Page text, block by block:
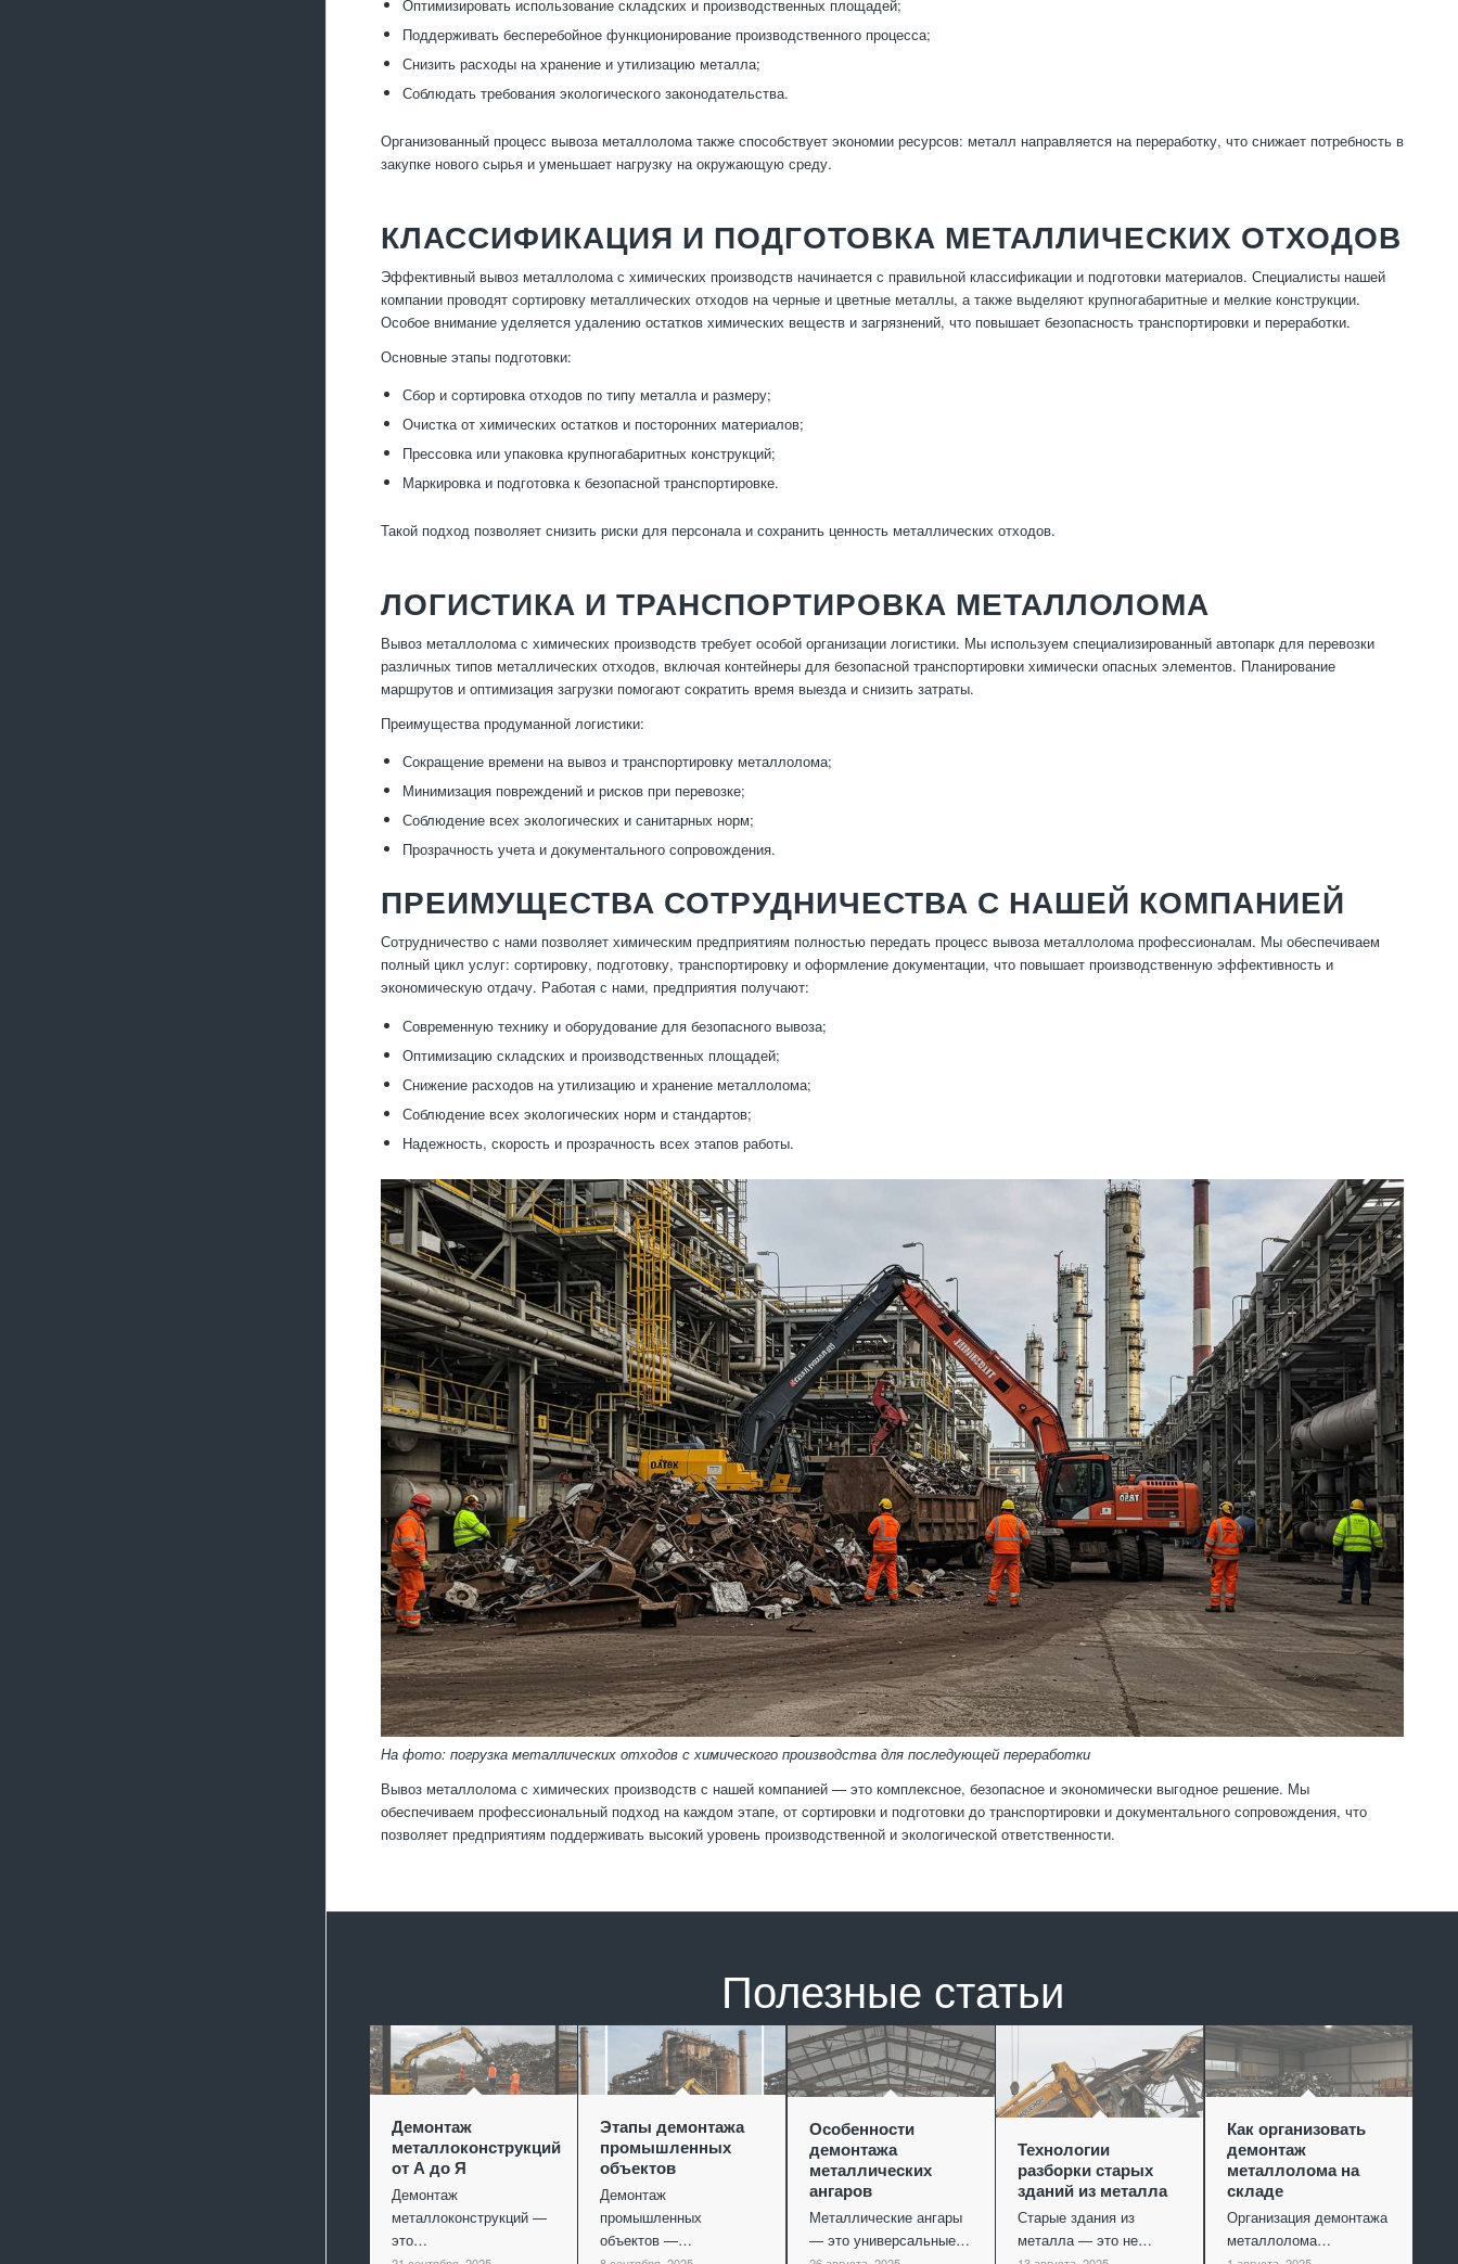
Оптимизировать использование складских и производственных площадей;
Поддерживать бесперебойное функционирование производственного процесса;
Снизить расходы на хранение и утилизацию металла;
Соблюдать требования экологического законодательства.
Организованный процесс вывоза металлолома также способствует экономии ресурсов: металл направляется на переработку, что снижает потребность в
закупке нового сырья и уменьшает нагрузку на окружающую среду.
КЛАССИФИКАЦИЯ И ПОДГОТОВКА МЕТАЛЛИЧЕСКИХ ОТХОДОВ
Эффективный вывоз металлолома с химических производств начинается с правильной классификации и подготовки материалов. Специалисты нашей
компании проводят сортировку металлических отходов на черные и цветные металлы, а также выделяют крупногабаритные и мелкие конструкции.
Особое внимание уделяется удалению остатков химических веществ и загрязнений, что повышает безопасность транспортировки и переработки.
Основные этапы подготовки:
Сбор и сортировка отходов по типу металла и размеру;
Очистка от химических остатков и посторонних материалов;
Прессовка или упаковка крупногабаритных конструкций;
Маркировка и подготовка к безопасной транспортировке.
Такой подход позволяет снизить риски для персонала и сохранить ценность металлических отходов.
ЛОГИСТИКА И ТРАНСПОРТИРОВКА МЕТАЛЛОЛОМА
Вывоз металлолома с химических производств требует особой организации логистики. Мы используем специализированный автопарк для перевозки
различных типов металлических отходов, включая контейнеры для безопасной транспортировки химически опасных элементов. Планирование
маршрутов и оптимизация загрузки помогают сократить время выезда и снизить затраты.
Преимущества продуманной логистики:
Сокращение времени на вывоз и транспортировку металлолома;
Минимизация повреждений и рисков при перевозке;
Соблюдение всех экологических и санитарных норм;
Прозрачность учета и документального сопровождения.
ПРЕИМУЩЕСТВА СОТРУДНИЧЕСТВА С НАШЕЙ КОМПАНИЕЙ
Сотрудничество с нами позволяет химическим предприятиям полностью передать процесс вывоза металлолома профессионалам. Мы обеспечиваем
полный цикл услуг: сортировку, подготовку, транспортировку и оформление документации, что повышает производственную эффективность и
экономическую отдачу. Работая с нами, предприятия получают:
Современную технику и оборудование для безопасного вывоза;
Оптимизацию складских и производственных площадей;
Снижение расходов на утилизацию и хранение металлолома;
Соблюдение всех экологических норм и стандартов;
Надежность, скорость и прозрачность всех этапов работы.
На фото: погрузка металлических отходов с химического производства для последующей переработки
Вывоз металлолома с химических производств с нашей компанией — это комплексное, безопасное и экономически выгодное решение. Мы
обеспечиваем профессиональный подход на каждом этапе, от сортировки и подготовки до транспортировки и документального сопровождения, что
позволяет предприятиям поддерживать высокий уровень производственной и экологической ответственности.
Полезные статьи
Демонтаж
металлоконструкций
от А до Я
Демонтаж
металлоконструкций —
это…
Этапы демонтажа
промышленных
объектов
Демонтаж
промышленных
объектов —…
Особенности
демонтажа
металлических
ангаров
Металлические ангары
— это универсальные…
Технологии
разборки старых
зданий из металла
Старые здания из
металла — это не…
Как организовать
демонтаж
металлолома на
складе
Организация демонтажа
металлолома…